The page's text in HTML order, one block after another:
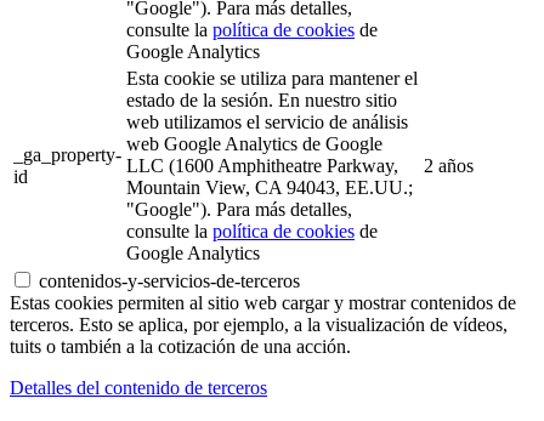
"Google"). Para más detalles,
consulte la política de cookies de
Google Analytics
_ga_property-
id
Esta cookie se utiliza para mantener el
estado de la sesión. En nuestro sitio
web utilizamos el servicio de análisis
web Google Analytics de Google
LLC (1600 Amphitheatre Parkway,
Mountain View, CA 94043, EE.UU.;
"Google"). Para más detalles,
consulte la política de cookies de
Google Analytics
2 años
contenidos-y-servicios-de-terceros
Estas cookies permiten al sitio web cargar y mostrar contenidos de
terceros. Esto se aplica, por ejemplo, a la visualización de vídeos,
tuits o también a la cotización de una acción.
Detalles del contenido de terceros